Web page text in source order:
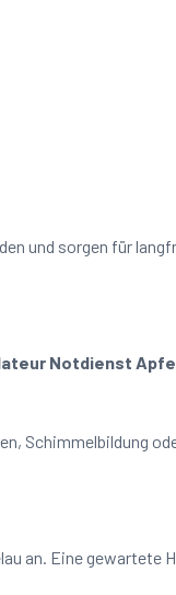
und sorgen für
Notdienst
Schimmelbildung
an. Eine